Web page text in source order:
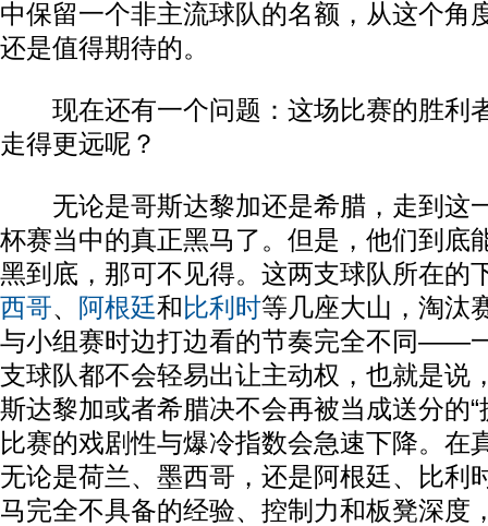
中保留一个非主流球队的名额，从这个角
还是值得期待的。
现在还有一个问题：这场比赛的胜利
走得更远呢？
无论是哥斯达黎加还是希腊，走到这
杯赛当中的真正黑马了。但是，他们到底
黑到底，那可不见得。这两支球队所在的
西哥、 阿根廷和 比利时等几座大山，淘汰
与小组赛时边打边看的节奏完全不同——
支球队都不会轻易出让主动权，也就是说
斯达黎加或者希腊决不会再被当成送分的“
比赛的戏剧性与爆冷指数会急速下降。在
无论是荷兰、墨西哥，还是阿根廷、比利
马完全不具备的经验、控制力和板凳深度